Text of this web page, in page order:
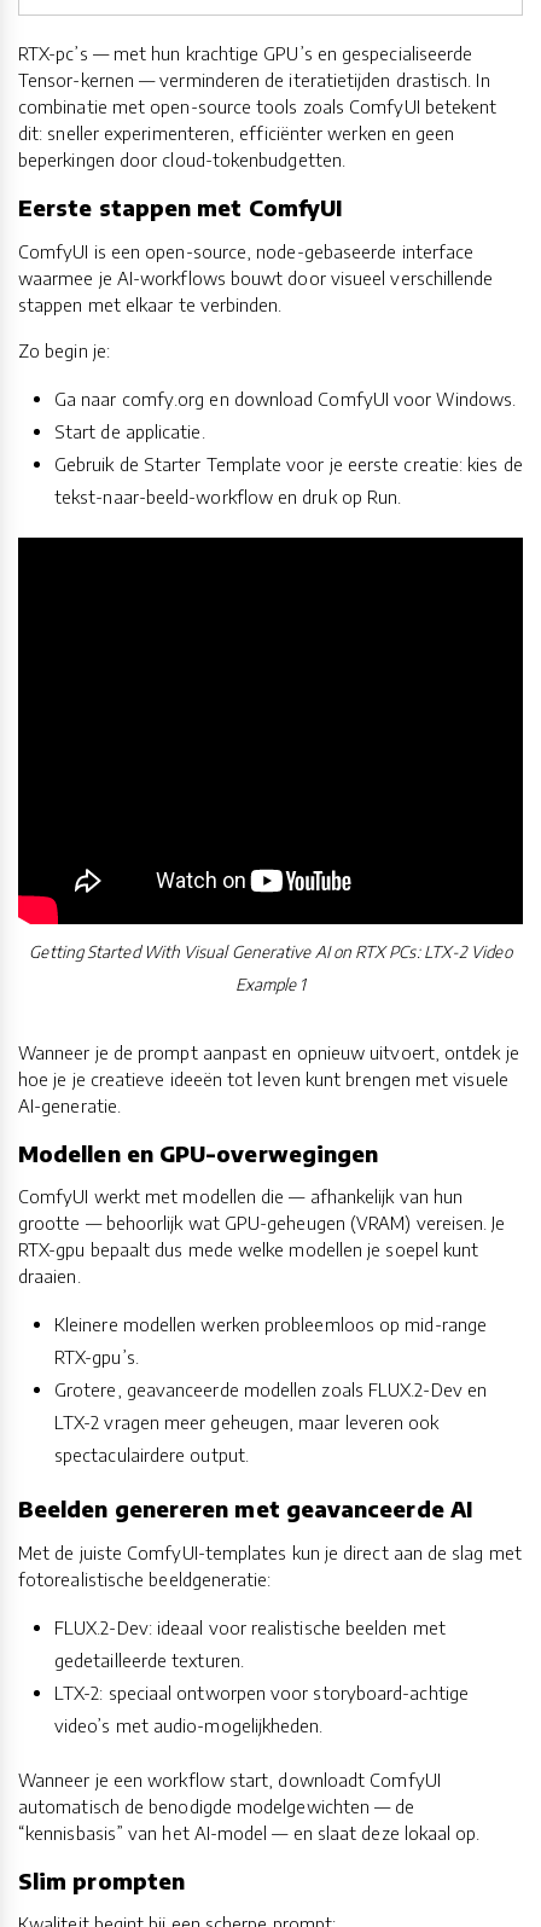
RTX-pc’s — met hun krachtige GPU’s en gespecialiseerde
Tensor-kernen — verminderen de iteratietijden drastisch. In
combinatie met open-source tools zoals ComfyUI betekent
dit: sneller experimenteren, efficiënter werken en geen
beperkingen door cloud-tokenbudgetten.
Eerste stappen met ComfyUI
ComfyUI is een open-source, node-gebaseerde interface
waarmee je AI-workflows bouwt door visueel verschillende
stappen met elkaar te verbinden.
Zo begin je:
Ga naar comfy.org en download ComfyUI voor Windows.
Start de applicatie.
Gebruik de Starter Template voor je eerste creatie: kies de
tekst-naar-beeld-workflow en druk op Run.
Getting Started With Visual Generative AI on RTX PCs: LTX-2 Video
Example 1
Wanneer je de prompt aanpast en opnieuw uitvoert, ontdek je
hoe je je creatieve ideeën tot leven kunt brengen met visuele
AI-generatie.
Modellen en GPU-overwegingen
ComfyUI werkt met modellen die — afhankelijk van hun
grootte — behoorlijk wat GPU-geheugen (VRAM) vereisen. Je
RTX-gpu bepaalt dus mede welke modellen je soepel kunt
draaien.
Kleinere modellen werken probleemloos op mid-range
RTX-gpu’s.
Grotere, geavanceerde modellen zoals FLUX.2-Dev en
LTX-2 vragen meer geheugen, maar leveren ook
spectaculairdere output.
Beelden genereren met geavanceerde AI
Met de juiste ComfyUI-templates kun je direct aan de slag met
fotorealistische beeldgeneratie:
FLUX.2-Dev: ideaal voor realistische beelden met
gedetailleerde texturen.
LTX-2: speciaal ontworpen voor storyboard-achtige
video’s met audio-mogelijkheden.
Wanneer je een workflow start, downloadt ComfyUI
automatisch de benodigde modelgewichten — de
“kennisbasis” van het AI-model — en slaat deze lokaal op.
Slim prompten